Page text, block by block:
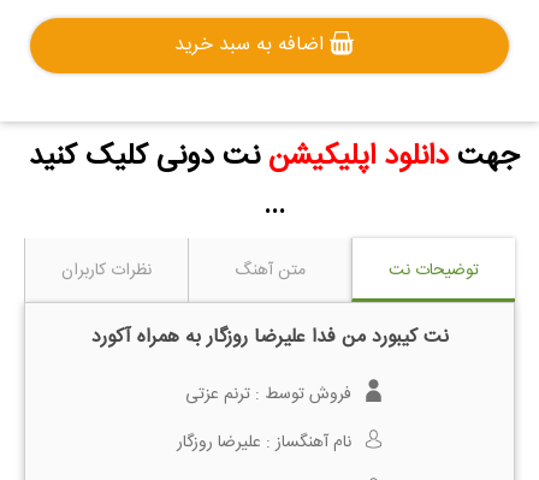
اضافه به سبد خرید
جهتدانلود اپلیکیشن نت دونی کلیک کنید
...
توضیحات نت متن آهنگ نظرات کاربران
نت کیبورد من فدا علیرضا روزگار به همراه آکورد
فروش توسط : ترنم عزتی
نام آهنگساز : علیرضا روزگار